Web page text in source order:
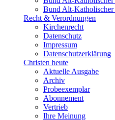
Bund Alt-
Recht & Verordnungen
Kirchenrecht
Datenschutz
Impressum
Datenschutzerklärung
Christen heute
Aktuelle Ausgabe
Archiv
Probeexemplar
Abonnement
Vertrieb
Ihre Meinung